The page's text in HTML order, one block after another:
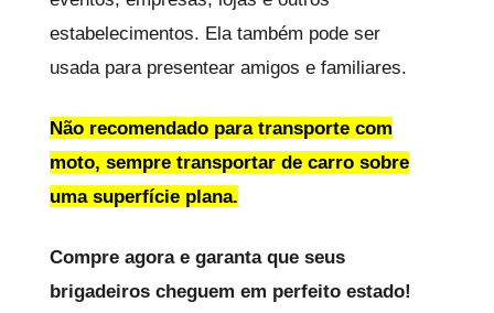
estabelecimentos. Ela também pode ser
usada para presentear amigos e familiares.
Não recomendado para transporte com
moto, sempre transportar de carro sobre
uma superfície plana.
Compre agora e garanta que seus
brigadeiros cheguem em perfeito estado!